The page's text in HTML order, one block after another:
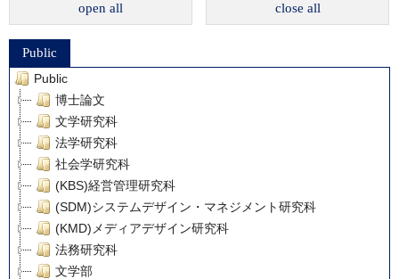
open all close all
Public
Public
博士論文
文学研究科
法学研究科
社会学研究科
(KBS)経営管理研究科
(SDM)システムデザイン・マネジメント研究科
(KMD)メディアデザイン研究科
法務研究科
文学部